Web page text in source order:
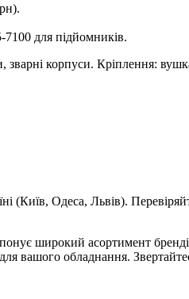
для підйомників.
зварні корпуси. Кріплення:
(Київ, Одеса, Львів).
широкий асортимент
вашого обладнання.